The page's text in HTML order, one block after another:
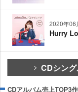
2020年06
Hurry
CDシン
CDアルバム売上TOP3